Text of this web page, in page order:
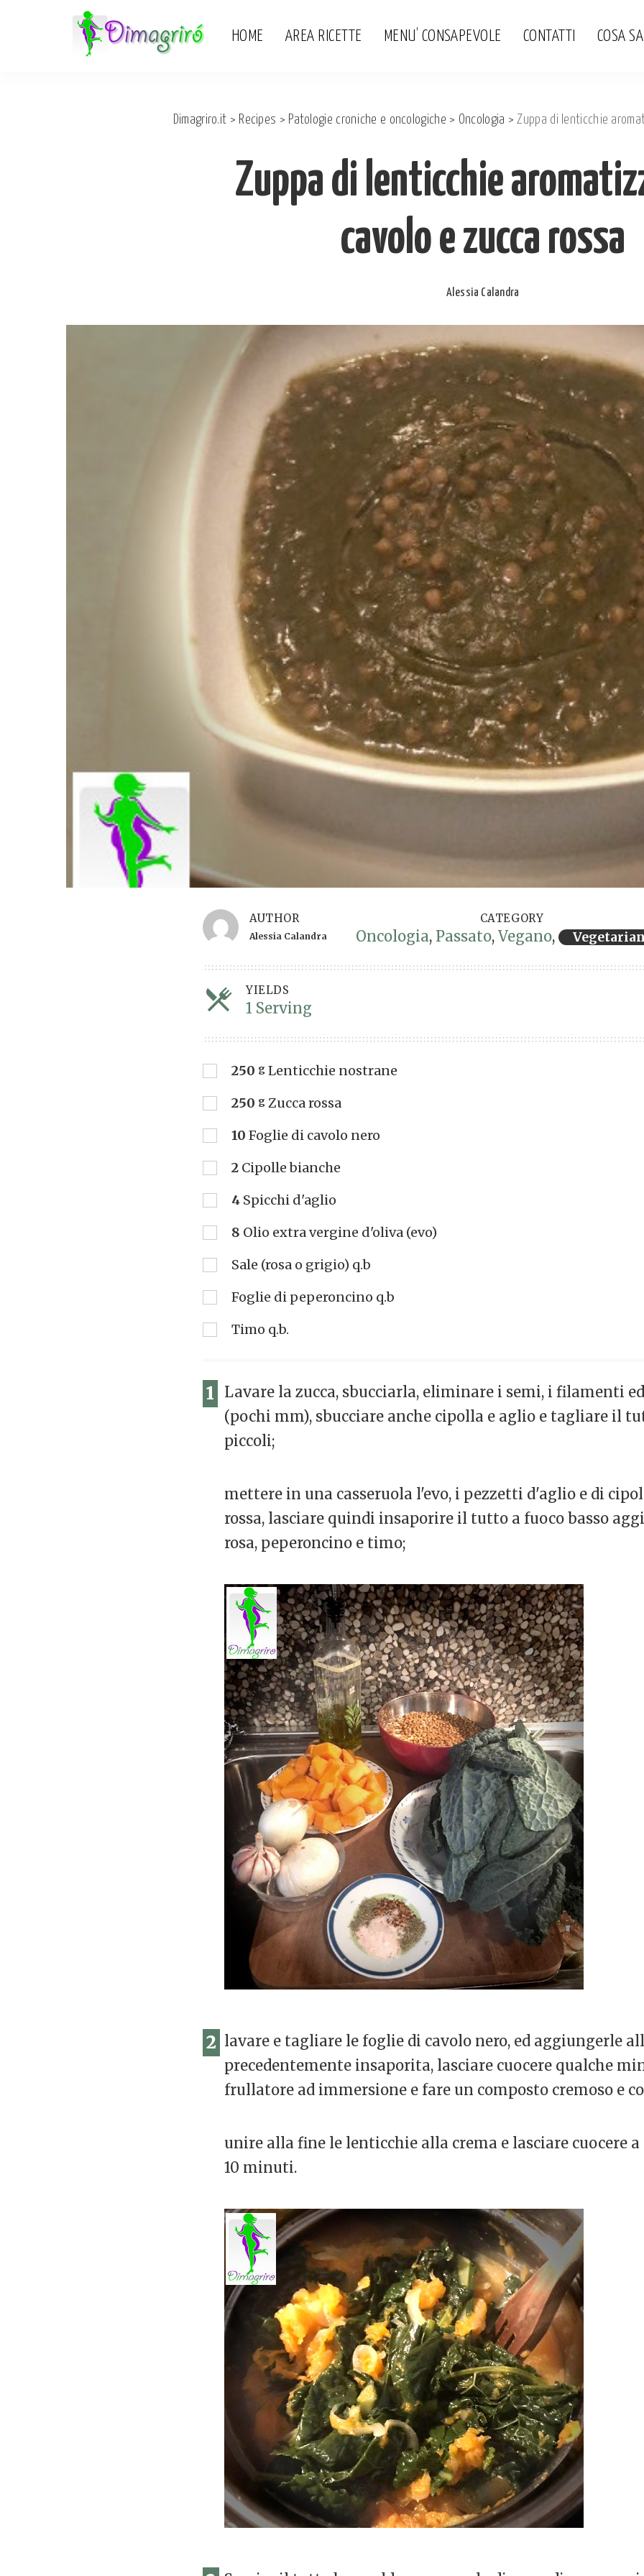
HOME AREA RICETTE MENU’ CONSAPEVOLE CONTATTI COSA
Dimagriro.it > Recipes > Patologie croniche e oncologiche > Oncologia >Zuppa di lenticchie
Zuppa di lenticchie
cavolo e zucca rossa
Posted
Alessia Calandra
AUTHOR
Alessia Calandra
CATEGORY
Oncologia, Passato, Vegano,
YIELDS
1 Serving
250 g Lenticchie nostrane
250 g Zucca rossa
10 Foglie di cavolo nero
2 Cipolle bianche
4 Spicchi d'aglio
8 Olio extra vergine d'oliva (evo)
Sale (rosa o grigio) q.b
Foglie di peperoncino q.b
Timo q.b.
1
Lavare la zucca, sbucciarla, eliminare i semi, i filamenti
(pochi mm), sbucciare anche cipolla e aglio e tagliare il
piccoli;
mettere in una casseruola l'evo, i pezzetti d'aglio e di
rossa, lasciare quindi insaporire il tutto a fuoco basso
rosa, peperoncino e timo;
2 lavare e tagliare le foglie di cavolo nero, ed aggiungerle
precedentemente insaporita, lasciare cuocere qualche
frullatore ad immersione e fare un composto cremoso e
unire alla fine le lenticchie alla crema e lasciare cuocere a
10 minuti.